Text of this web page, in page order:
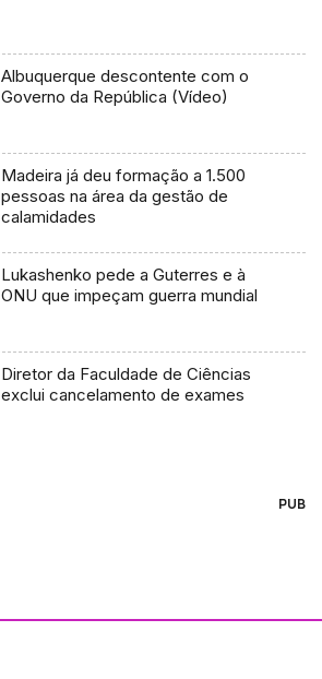
Albuquerque descontente com o
Governo da República (Vídeo)
Madeira já deu formação a 1.500
pessoas na área da gestão de
calamidades
Lukashenko pede a Guterres e à
ONU que impeçam guerra mundial
Diretor da Faculdade de Ciências
exclui cancelamento de exames
PUB